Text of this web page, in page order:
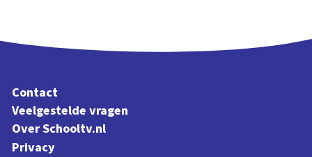
Contact
Veelgestelde vragen
Over Schooltv.nl
Privacy